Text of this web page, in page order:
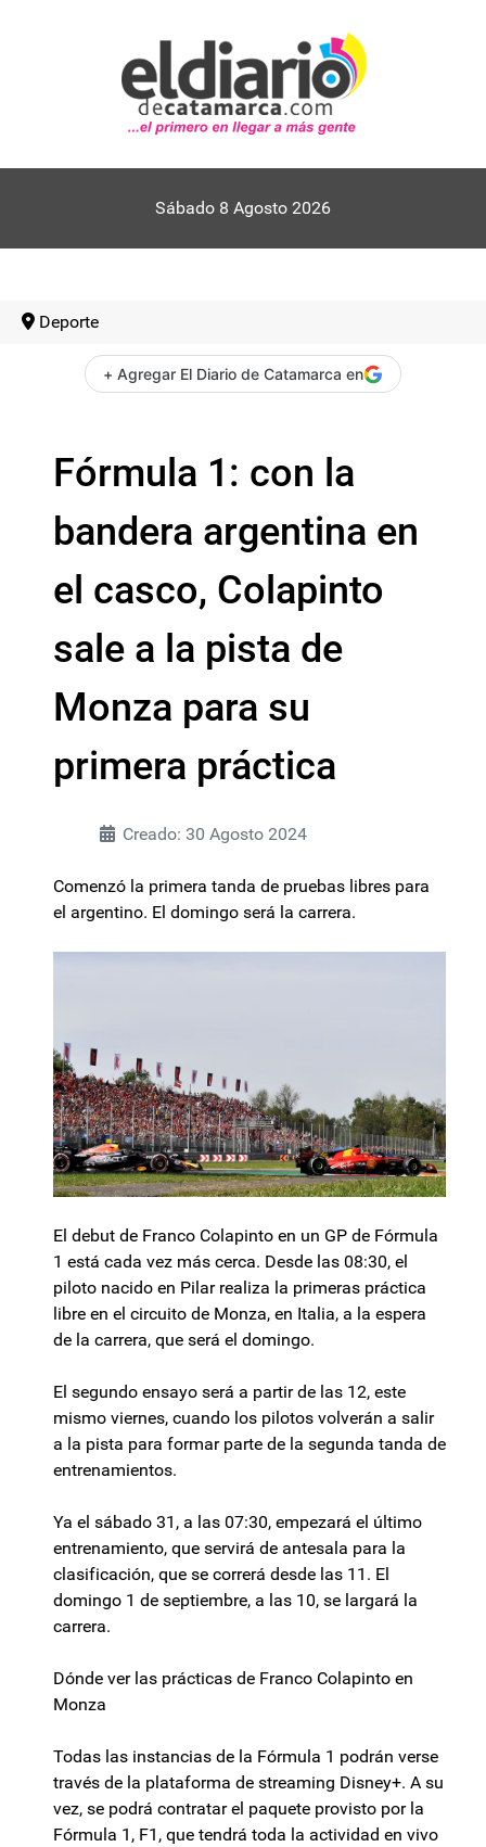
Sábado 8 Agosto 2026
Deporte
+ Agregar El Diario de Catamarca en
Fórmula 1: con la
bandera argentina en
el casco, Colapinto
sale a la pista de
Monza para su
primera práctica
Creado: 30 Agosto 2024
Comenzó la primera tanda de pruebas libres para
el argentino. El domingo será la carrera.
El debut de Franco Colapinto en un GP de Fórmula
1 está cada vez más cerca. Desde las 08:30, el
piloto nacido en Pilar realiza la primeras práctica
libre en el circuito de Monza, en Italia, a la espera
de la carrera, que será el domingo.
El segundo ensayo será a partir de las 12, este
mismo viernes, cuando los pilotos volverán a salir
a la pista para formar parte de la segunda tanda de
entrenamientos.
Ya el sábado 31, a las 07:30, empezará el último
entrenamiento, que servirá de antesala para la
clasificación, que se correrá desde las 11. El
domingo 1 de septiembre, a las 10, se largará la
carrera.
Dónde ver las prácticas de Franco Colapinto en
Monza
Todas las instancias de la Fórmula 1 podrán verse
través de la plataforma de streaming Disney+. A su
vez, se podrá contratar el paquete provisto por la
Fórmula 1, F1, que tendrá toda la actividad en vivo